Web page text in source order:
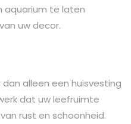
aquarium te laten
uw decor.
alleen een huisvesting
dat uw leefruimte
rust en schoonheid.